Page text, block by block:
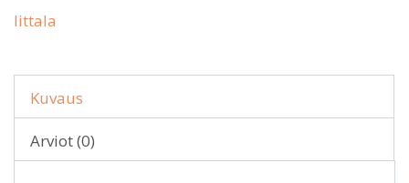
Iittala
Kuvaus
Arviot (0)